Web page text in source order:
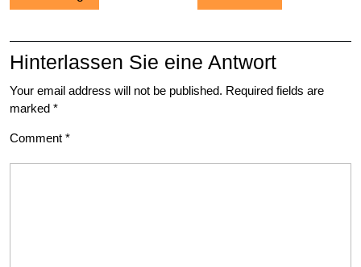
Hinterlassen Sie eine Antwort
Your email address will not be published. Required fields are
marked *
Comment *